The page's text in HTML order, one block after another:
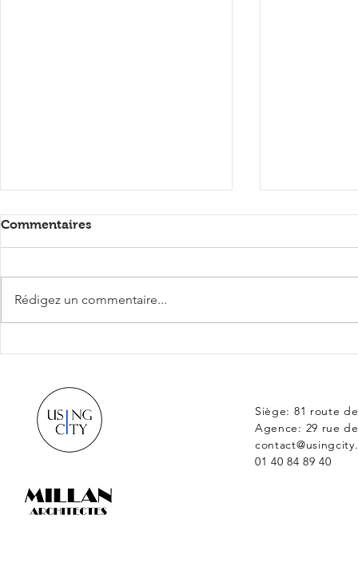
Commentaires
Rédigez un commentaire...
Siège: 81 route
Agence: 29 rue
01 40 84 89 40